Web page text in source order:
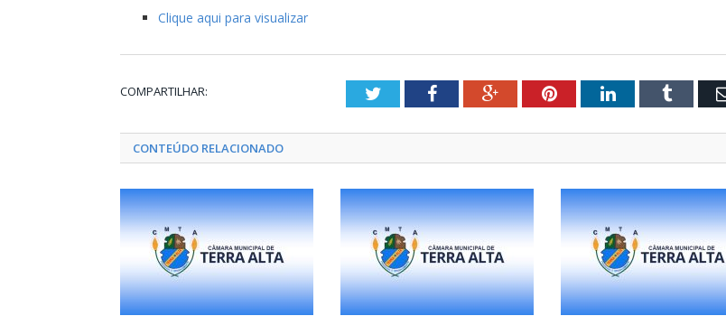
Clique aqui para visualizar
COMPARTILHAR: TwitterFacebookGoogle+PinterestLinkedInTumblr
CONTEÚDO RELACIONADO